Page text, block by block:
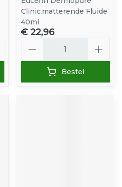
Clinic.matterende Fluide
40ml
€ 22,96
Bestel